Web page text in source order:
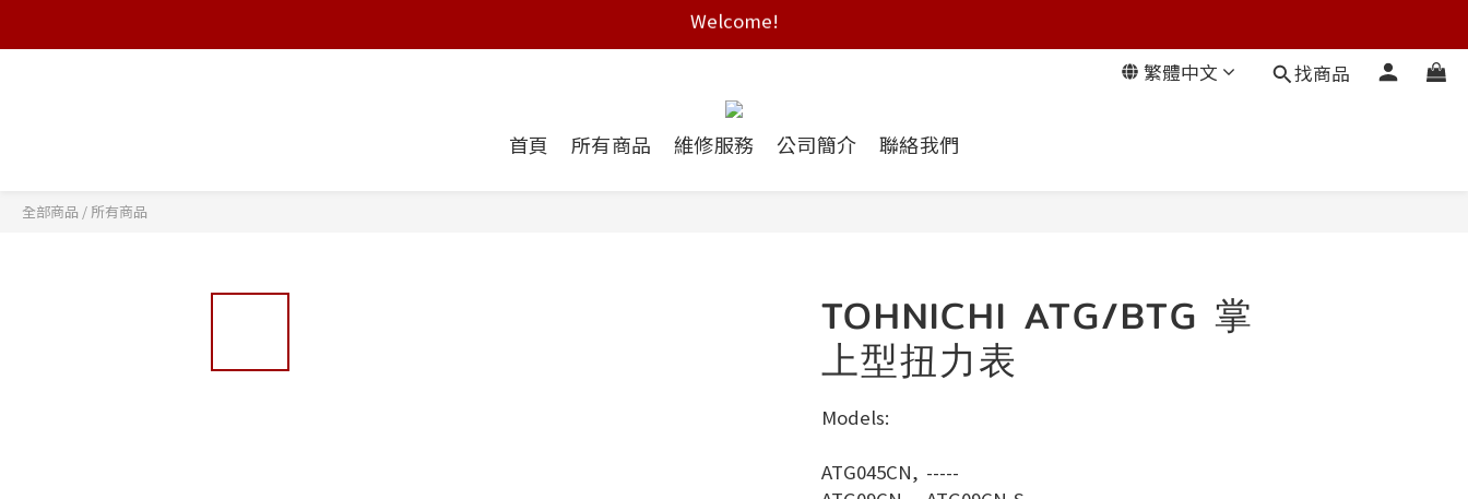
Free shipping on HK orders over $2000
Free shipping on HK orders over $2000
繁體中文
找商品
首頁 所有商品 維修服務 公司簡介 聯絡我們
全部商品 / 所有商品
TOHNICHI ATG/BTG 掌
上型扭⼒表
Models:
ATG045CN, 	-----